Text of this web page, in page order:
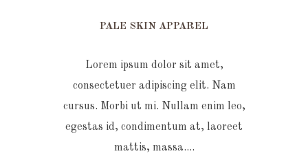
PALE SKIN APPAREL
Lorem ipsum dolor sit amet,
consectetuer adipiscing elit. Nam
cursus. Morbi ut mi. Nullam enim leo,
egestas id, condimentum at, laoreet
mattis, massa....